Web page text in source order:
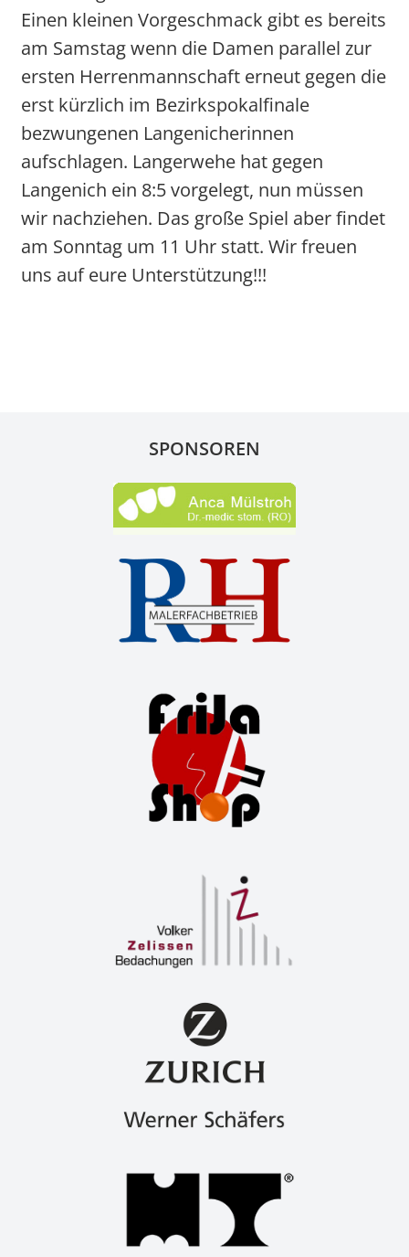
Einen kleinen Vorgeschmack gibt es bereits
am Samstag wenn die Damen parallel zur
ersten Herrenmannschaft erneut gegen die
erst kürzlich im Bezirkspokalfinale
bezwungenen Langenicherinnen
aufschlagen. Langerwehe hat gegen
Langenich ein 8:5 vorgelegt, nun müssen
wir nachziehen. Das große Spiel aber findet
am Sonntag um 11 Uhr statt. Wir freuen
uns auf eure Unterstützung!!!
SPONSOREN